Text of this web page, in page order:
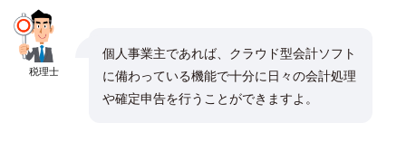
税理士
個人事業主であれば、クラウド型会計ソフト
に備わっている機能で十分に日々の会計処理
や確定申告を行うことができますよ。